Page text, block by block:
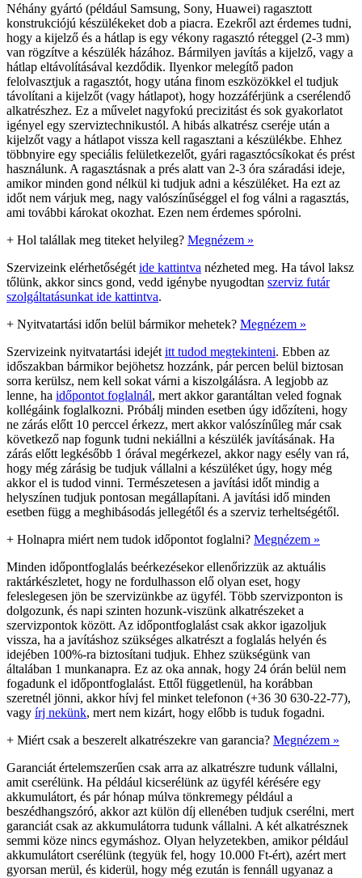
Néhány gyártó (például Samsung, Sony, Huawei) ragasztott
konstrukciójú készülékeket dob a piacra. Ezekről azt érdemes tudni,
hogy a kijelző és a hátlap is egy vékony ragasztó réteggel (2-3 mm)
van rögzítve a készülék házához. Bármilyen javítás a kijelző, vagy a
hátlap eltávolításával kezdődik. Ilyenkor melegítő padon
felolvasztjuk a ragasztót, hogy utána finom eszközökkel el tudjuk
távolítani a kijelzőt (vagy hátlapot), hogy hozzáférjünk a cserélendő
alkatrészhez. Ez a művelet nagyfokú precizitást és sok gyakorlatot
igényel egy szerviztechnikustól. A hibás alkatrész cseréje után a
kijelzőt vagy a hátlapot vissza kell ragasztani a készülékbe. Ehhez
többnyire egy speciális felületkezelőt, gyári ragasztócsíkokat és prést
használunk. A ragasztásnak a prés alatt van 2-3 óra száradási ideje,
amikor minden gond nélkül ki tudjuk adni a készüléket. Ha ezt az
időt nem várjuk meg, nagy valószínűséggel el fog válni a ragasztás,
ami további károkat okozhat. Ezen nem érdemes spórolni.
+ Hol talállak meg titeket helyileg? Megnézem »
Szervizeink elérhetőségét ide kattintva nézheted meg. Ha távol laksz
tőlünk, akkor sincs gond, vedd igénybe nyugodtan szerviz futár
szolgáltatásunkat ide kattintva.
+ Nyitvatartási időn belül bármikor mehetek? Megnézem »
Szervizeink nyitvatartási idejét itt tudod megtekinteni. Ebben az
időszakban bármikor bejöhetsz hozzánk, pár percen belül biztosan
sorra kerülsz, nem kell sokat várni a kiszolgálásra. A legjobb az
lenne, ha időpontot foglalnál, mert akkor garantáltan veled fognak
kollégáink foglalkozni. Próbálj minden esetben úgy időzíteni, hogy
ne zárás előtt 10 perccel érkezz, mert akkor valószínűleg már csak
következő nap fogunk tudni nekiállni a készülék javításának. Ha
zárás előtt legkésőbb 1 órával megérkezel, akkor nagy esély van rá,
hogy még zárásig be tudjuk vállalni a készüléket úgy, hogy még
akkor el is tudod vinni. Természetesen a javítási időt mindig a
helyszínen tudjuk pontosan megállapítani. A javítási idő minden
esetben függ a meghibásodás jellegétől és a szerviz terheltségétől.
+ Holnapra miért nem tudok időpontot foglalni? Megnézem »
Minden időpontfoglalás beérkezésekor ellenőrizzük az aktuális
raktárkészletet, hogy ne fordulhasson elő olyan eset, hogy
feleslegesen jön be szervizünkbe az ügyfél. Több szervizponton is
dolgozunk, és napi szinten hozunk-viszünk alkatrészeket a
szervizpontok között. Az időpontfoglalást csak akkor igazoljuk
vissza, ha a javításhoz szükséges alkatrészt a foglalás helyén és
idejében 100%-ra biztosítani tudjuk. Ehhez szükségünk van
általában 1 munkanapra. Ez az oka annak, hogy 24 órán belül nem
fogadunk el időpontfoglalást. Ettől függetlenül, ha korábban
szeretnél jönni, akkor hívj fel minket telefonon (+36 30 630-22-77),
vagy írj nekünk, mert nem kizárt, hogy előbb is tuduk fogadni.
+ Miért csak a beszerelt alkatrészekre van garancia? Megnézem »
Garanciát értelemszerűen csak arra az alkatrészre tudunk vállalni,
amit cserélünk. Ha például kicserélünk az ügyfél kérésére egy
akkumulátort, és pár hónap múlva tönkremegy például a
beszédhangszóró, akkor azt külön díj ellenében tudjuk cserélni, mert
garanciát csak az akkumulátorra tudunk vállalni. A két alkatrésznek
semmi köze nincs egymáshoz. Olyan helyzetekben, amikor például
akkumulátort cserélünk (tegyük fel, hogy 10.000 Ft-ért), azért mert
gyorsan merül, és kiderül, hogy még ezután is fennáll ugyanaz a